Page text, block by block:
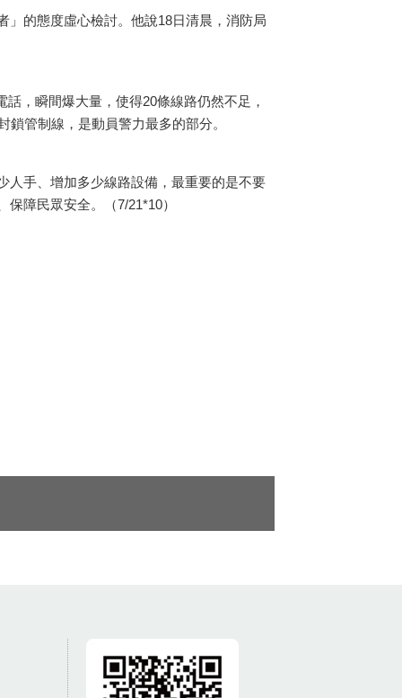
的態度虛心檢討。他說18日清晨，消防局
，瞬間爆大量，使得20條線路仍然不足，
管制線，是動員警力最多的部分。
手、增加多少線路設備，最重要的是不要
障民眾安全。（7/21*10）